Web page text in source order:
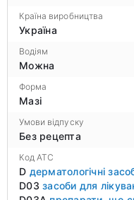
Країна виробництва
Україна
Водіям
Можна
Форма
Мазі
Умови відпуску
Без рецепта
Код ATC
D дерматологічні
D03 засоби для